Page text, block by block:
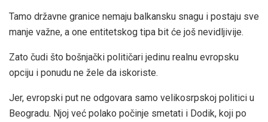
Tamo državne granice nemaju balkansku snagu i postaju sve
manje važne, a one entitetskog tipa bit će još nevidljivije.
Zato čudi što bošnjački političari jedinu realnu evropsku
opciju i ponudu ne žele da iskoriste.
Jer, evropski put ne odgovara samo velikosrpskoj politici u
Beogradu. Njoj već polako počinje smetati i Dodik, koji po